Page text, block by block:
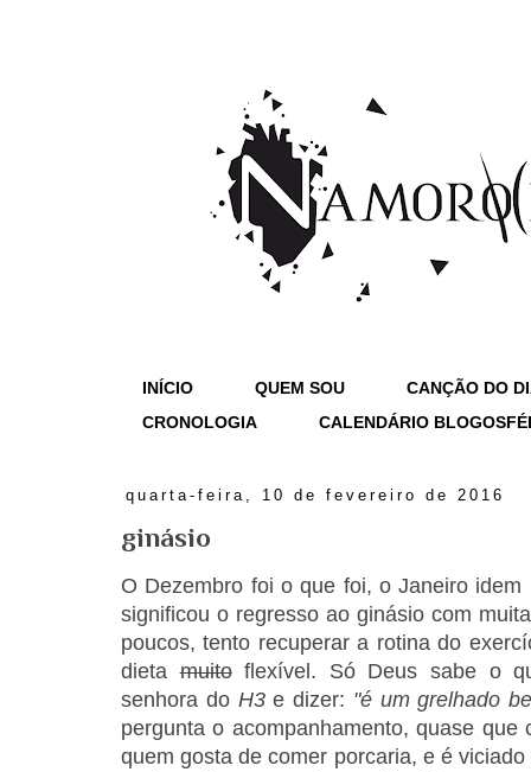
INÍCIO QUEM SOU
CANÇÃO DO
CRONOLOGIA
CALENDÁRIO
quarta-feira, 10 de fevereiro de 2016
ginásio
O Dezembro foi o que foi, o Janeiro
significou o regresso ao ginásio com
poucos, tento recuperar a rotina do
dietamuitoflexível. Só Deus sabe o
senhora do H3e dizer: "é um grelhado
pergunta o acompanhamento, quase
quem gosta de comer porcaria, e é